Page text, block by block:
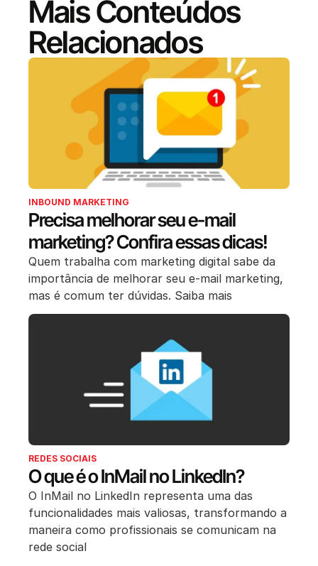
Mais Conteúdos
Relacionados
INBOUND MARKETING
Precisa melhorar seu e-mail
marketing? Confira essas dicas!
Quem trabalha com marketing digital sabe da
importância de melhorar seu e-mail marketing,
mas é comum ter dúvidas. Saiba mais
REDES SOCIAIS
O que é o InMail no LinkedIn?
O InMail no LinkedIn representa uma das
funcionalidades mais valiosas, transformando a
maneira como profissionais se comunicam na
rede social